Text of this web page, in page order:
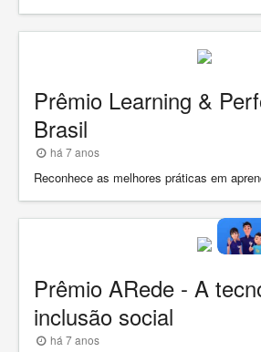
Prêmio Learning &
Brasil
há 7 anos
Reconhece as melhores práticas em
Prêmio ARede - A
inclusão social
há 7 anos